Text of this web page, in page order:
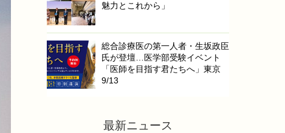
魅力とこれから」
総合診療医の第一人者・生坂政臣
氏が登壇…医学部受験イベント
「医師を目指す君たちへ」東京
9/13
最新ニュース